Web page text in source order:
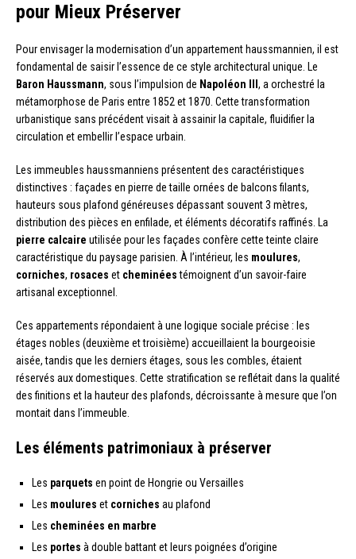
pour Mieux Préserver
Pour envisager la modernisation d’un appartement haussmannien, il est
fondamental de saisir l’essence de ce style architectural unique. Le
Baron Haussmann, sous l’impulsion de Napoléon III , a orchestré la
métamorphose de Paris entre 1852 et 1870. Cette transformation
urbanistique sans précédent visait à assainir la capitale, fluidifier la
circulation et embellir l’espace urbain.
Les immeubles haussmanniens présentent des caractéristiques
distinctives : façades en pierre de taille ornées de balcons filants,
hauteurs sous plafond généreuses dépassant souvent 3 mètres,
distribution des pièces en enfilade, et éléments décoratifs raffinés. La
pierre calcaire utilisée pour les façades confère cette teinte claire
caractéristique du paysage parisien. À l’intérieur, les moulures,
corniches, rosaces et cheminéestémoignent d’un savoir-faire
artisanal exceptionnel.
Ces appartements répondaient à une logique sociale précise : les
étages nobles (deuxième et troisième) accueillaient la bourgeoisie
aisée, tandis que les derniers étages, sous les combles, étaient
réservés aux domestiques. Cette stratification se reflétait dans la qualité
des finitions et la hauteur des plafonds, décroissante à mesure que l’on
montait dans l’immeuble.
Les éléments patrimoniaux à préserver
Les parquets en point de Hongrie ou Versailles
Les moulures et corniches au plafond
Les cheminées en marbre
Les portes à double battant et leurs poignées d’origine